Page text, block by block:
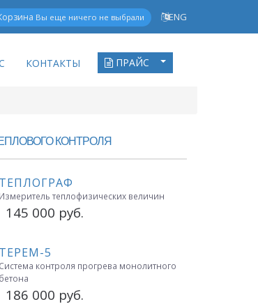
Вы еще ничего не выбрали ENG
КОНТАКТЫ ПРАЙС
КОНТРОЛЯ
ТЕПЛОГРАФ
Измеритель теплофизических величин
145 000 руб.
ТЕРЕМ-5
Система контроля прогрева монолитного
бетона
186 000 руб.